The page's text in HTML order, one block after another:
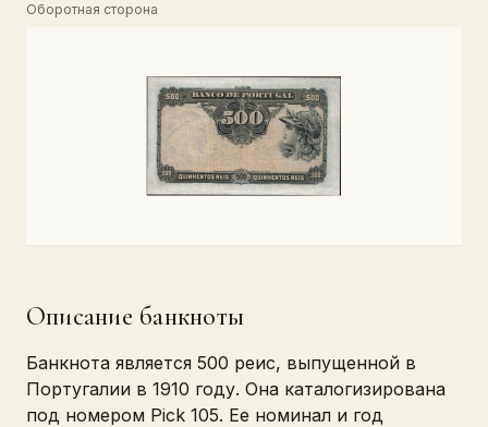
Оборотная сторона
Описание банкноты
Банкнота является 500 реис, выпущенной в
Португалии в 1910 году. Она каталогизирована
под номером Pick 105. Ее номинал и год